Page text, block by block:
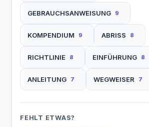
GEBRAUCHSANWEISUNG 9
KOMPENDIUM 9 ABRISS 8
RICHTLINIE 8 EINFÜHRUNG 8
ANLEITUNG 7 WEGWEISER 7
FEHLT ETWAS?